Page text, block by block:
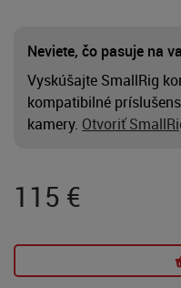
Neviete, čo pasuje na
Vyskúšajte SmallRig
kompatibilné
kamery. Otvoriť
115 €